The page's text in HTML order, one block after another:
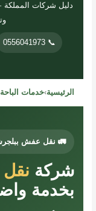
دليل شركات
📞 0556041973
الرئيسية›خدمات الباحة
🚛 نقل عفش
شركة
بخدمة